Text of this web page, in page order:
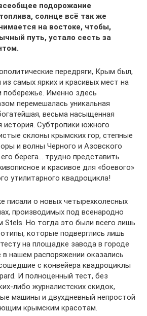
подорожание
солнце всё так же
на востоке, чтобы,
путь, устало сесть за
передряги, Крым был,
самых ярких и красивых мест на
побережье. Именно здесь
перемешалась уникальная
весьма насыщенная
история. Субтропики южного
склоны крымских гор, степные
и волны Черного и Азовского
берега… трудно представить
и красивое для «боевого»
утилитарного квадроцикла!
писали о новых четырехколесных
производимых под всенародно
Stels. Но тогда это были всего лишь
которые подверглись лишь
на площадке завода в городе
нашем распоряжении оказались
с конвейера квадроциклы
И полноценный тест, без
либо журналистских скидок,
машины и двухдневный непростой
крымским красотам.